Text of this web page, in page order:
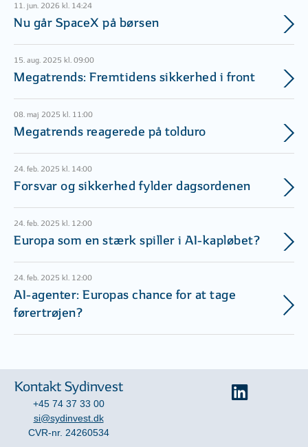
11. jun. 2026 kl. 14:24
Nu går SpaceX på børsen
15. aug. 2025 kl. 09:00
Megatrends: Fremtidens sikkerhed i front
08. maj 2025 kl. 11:00
Megatrends reagerede på tolduro
24. feb. 2025 kl. 14:00
Forsvar og sikkerhed fylder dagsordenen
24. feb. 2025 kl. 12:00
Europa som en stærk spiller i AI-kapløbet?
24. feb. 2025 kl. 12:00
AI-agenter: Europas chance for at tage
førertrøjen?
Kontakt Sydinvest
+45 74 37 33 00
si@sydinvest.dk
CVR-nr. 24260534